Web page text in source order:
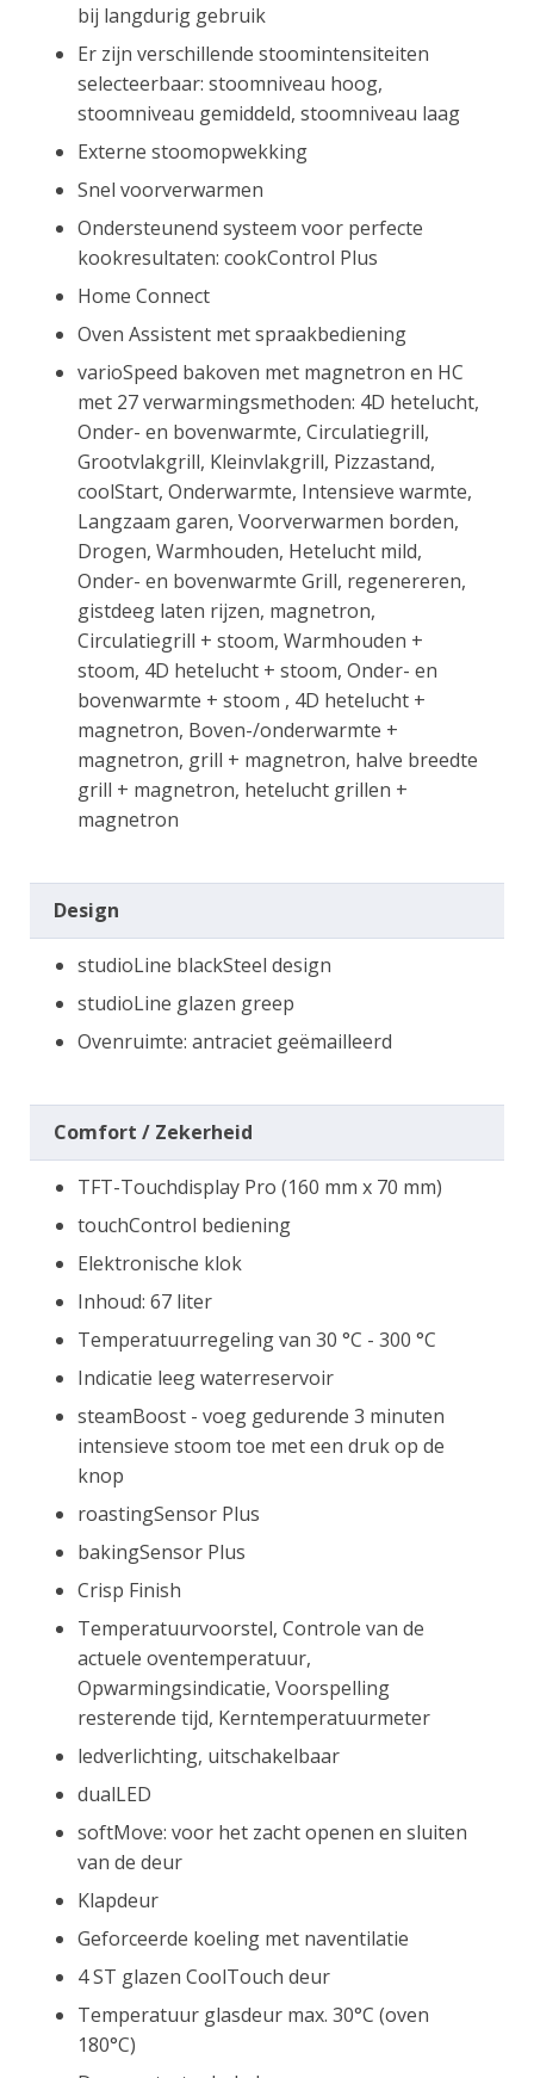
bij langdurig gebruik
Er zijn verschillende stoomintensiteiten
selecteerbaar: stoomniveau hoog,
stoomniveau gemiddeld, stoomniveau laag
Externe stoomopwekking
Snel voorverwarmen
Ondersteunend systeem voor perfecte
kookresultaten: cookControl Plus
Home Connect
Oven Assistent met spraakbediening
varioSpeed bakoven met magnetron en HC
met 27 verwarmingsmethoden: 4D hetelucht,
Onder- en bovenwarmte, Circulatiegrill,
Grootvlakgrill, Kleinvlakgrill, Pizzastand,
coolStart, Onderwarmte, Intensieve warmte,
Langzaam garen, Voorverwarmen borden,
Drogen, Warmhouden, Hetelucht mild,
Onder- en bovenwarmte Grill, regenereren,
gistdeeg laten rijzen, magnetron,
Circulatiegrill + stoom, Warmhouden +
stoom, 4D hetelucht + stoom, Onder- en
bovenwarmte + stoom , 4D hetelucht +
magnetron, Boven-/onderwarmte +
magnetron, grill + magnetron, halve breedte
grill + magnetron, hetelucht grillen +
magnetron
Design
studioLine blackSteel design
studioLine glazen greep
Ovenruimte: antraciet geëmailleerd
Comfort / Zekerheid
TFT-Touchdisplay Pro (160 mm x 70 mm)
touchControl bediening
Elektronische klok
Inhoud: 67 liter
Temperatuurregeling van 30 °C - 300 °C
Indicatie leeg waterreservoir
steamBoost - voeg gedurende 3 minuten
intensieve stoom toe met een druk op de
knop
roastingSensor Plus
bakingSensor Plus
Crisp Finish
Temperatuurvoorstel, Controle van de
actuele oventemperatuur,
Opwarmingsindicatie, Voorspelling
resterende tijd, Kerntemperatuurmeter
ledverlichting, uitschakelbaar
dualLED
softMove: voor het zacht openen en sluiten
van de deur
Klapdeur
Geforceerde koeling met naventilatie
4 ST glazen CoolTouch deur
Temperatuur glasdeur max. 30°C (oven
180°C)